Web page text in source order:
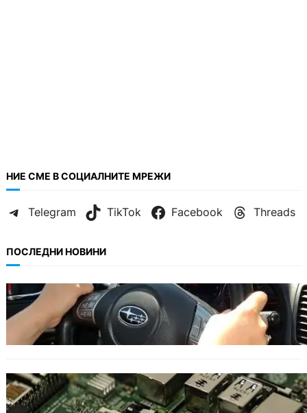
НИЕ СМЕ В СОЦИАЛНИТЕ МРЕЖИ
Telegram TikTok Facebook Threads
ПОСЛЕДНИ НОВИНИ
БЕЗ КАТЕГОРИЯ
Възможни ограничения за Waze в Европа
след решение на Съда на ЕС.
ИКОНОМИКА
Кои българи се осигуряват на новия таван
от 2300 евро.